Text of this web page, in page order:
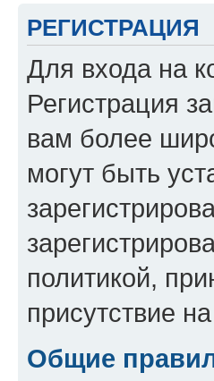
РЕГИСТРАЦИЯ
Для входа на
Регистрация
вам более
могут быть
политикой,
присутствие
Общие